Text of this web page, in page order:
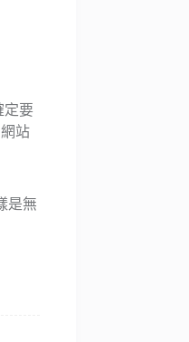
定要
站
是無